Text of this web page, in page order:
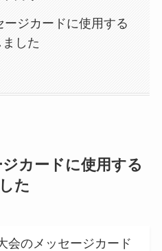
ージカードに使用する
した
カードに使用する
た
会のメッセージカード